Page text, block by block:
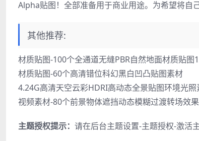
Alpha贴图！全部准备​​用于商业用途。为希望将自
其他推荐:
材质贴图-100个全通道无缝PBR自然地面材质贴图
材质贴图-60个高清错位科幻黑白凹凸贴图素材
4.24G高清天空云彩HDRI高动态全景贴图环境光照
视频素材-80个前景物体遮挡动态模糊过渡转场效
主题授权提示： 请在后台主题设置-主题授权-激活